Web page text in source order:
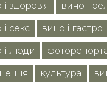
і здоров'я вино і
секс вино і
і люди
культура